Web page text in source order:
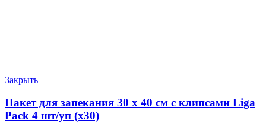
Закрыть
Пакет для запекания 30 х 40 см с клипсами Liga
Pack 4 шт/уп (х30)